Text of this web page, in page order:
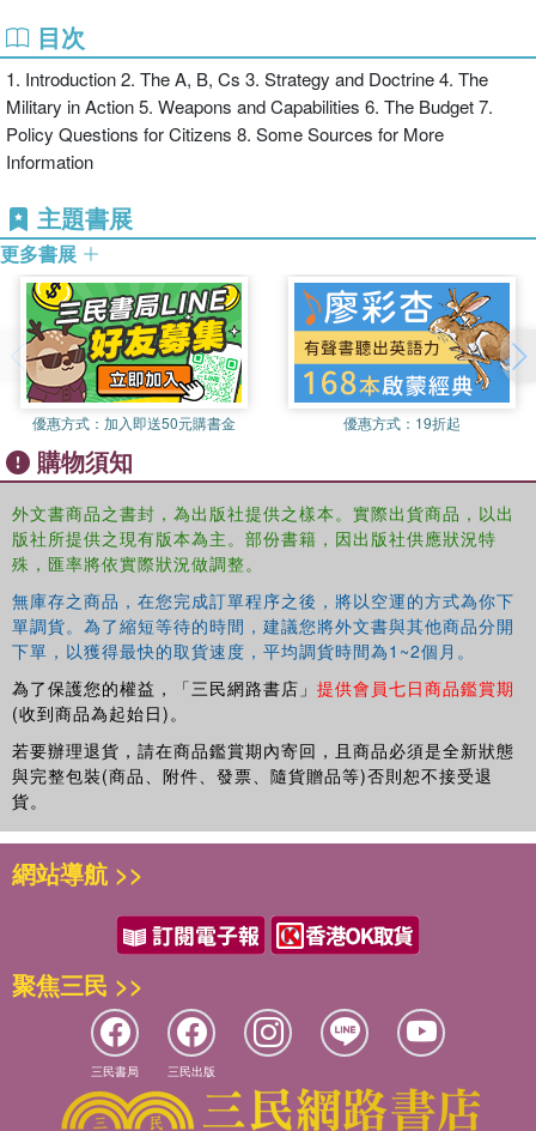
The Military in Action
Weapons and Capabilities
The Budget
politics, defense studies, and war and conflict studies, and will also
be of relevance to journalists, NGO staff and diplomats.
目次
1. Introduction 2. The A, B, Cs 3. Strategy and Doctrine 4. The
Military in Action 5. Weapons and Capabilities 6. The Budget 7.
Policy Questions for Citizens 8. Some Sources for More
Information
主題書展
更多書展
優惠方式： 加入即送50元購書金 優惠方式： 19折起
購物須知
外文書商品之書封，為出版社提供之樣本。實際出貨商品，以出
版社所提供之現有版本為主。部份書籍，因出版社供應狀況特
殊，匯率將依實際狀況做調整。
無庫存之商品，在您完成訂單程序之後，將以空運的方式為你下
單調貨。為了縮短等待的時間，建議您將外文書與其他商品分開
下單，以獲得最快的取貨速度，平均調貨時間為1~2個月。
為了保護您的權益，「三民網路書店」 提供會員七日商品鑑賞期
(收到商品為起始日)。
若要辦理退貨，請在商品鑑賞期內寄回，且商品必須是全新狀態
與完整包裝(商品、附件、發票、隨貨贈品等)否則恕不接受退
貨。
網站導航 >>
聚焦三民 >>
三民書局 三民出版